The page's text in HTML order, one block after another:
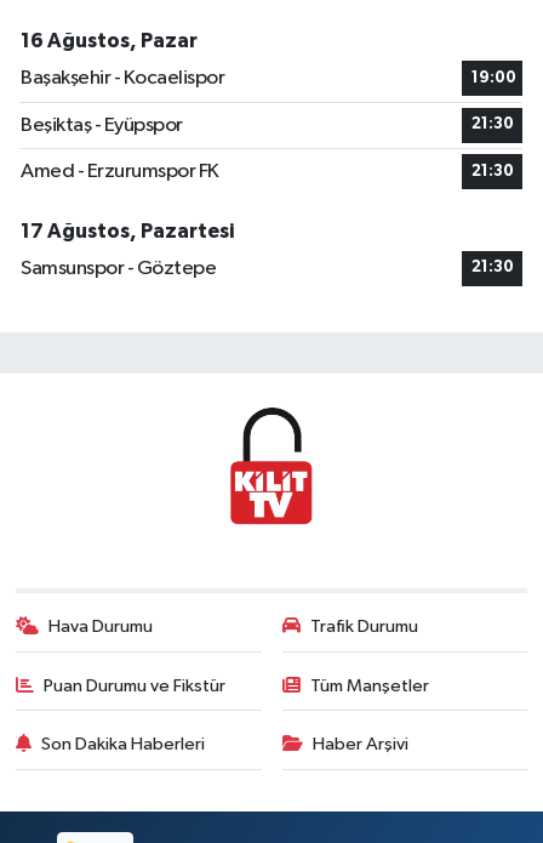
16 Ağustos, Pazar
Başakşehir - Kocaelispor
19:00
Beşiktaş - Eyüpspor 21:30
Amed - Erzurumspor FK 21:30
17 Ağustos, Pazartesi
Samsunspor - Göztepe
21:30
Hava Durumu Trafik Durumu
Puan Durumu ve Fikstür Tüm Manşetler
Son Dakika Haberleri Haber Arşivi